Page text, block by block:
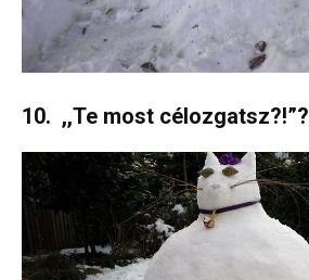
10. ,,Te most célozgatsz?!”?